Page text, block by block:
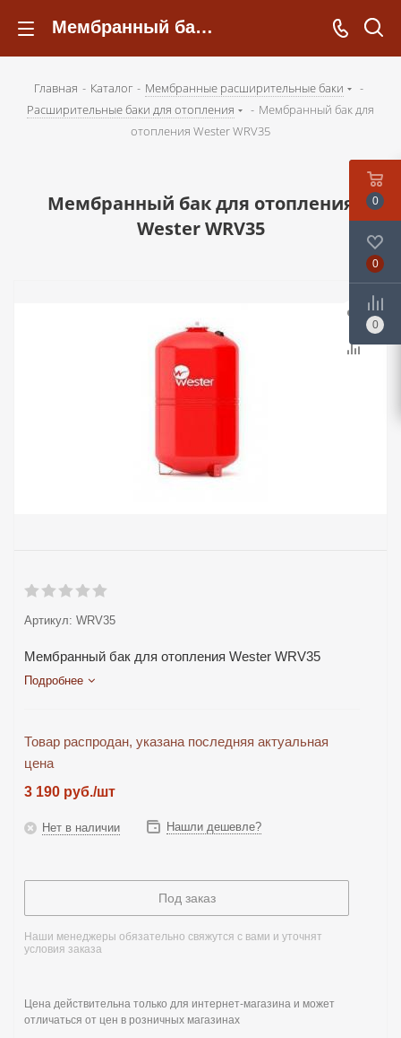
Мембранный бак для отопления Wester WRV35 - kotelsochi.ru
Главная - Каталог - Мембранные расширительные баки
-
Расширительные баки для отопления
- Мембранный бак для
отопления Wester WRV35
Мембранный бак для отопления
Wester WRV35
Артикул: WRV35
Мембранный бак для отопления Wester WRV35
Подробнее
Товар распродан, указана последняя актуальная
цена
3 190 руб./шт
Нет в наличии Нашли дешевле?
Под заказ
Наши менеджеры обязательно свяжутся с вами и уточнят
условия заказа
Цена действительна только для интернет-магазина и может
отличаться от цен в розничных магазинах
0
0
0